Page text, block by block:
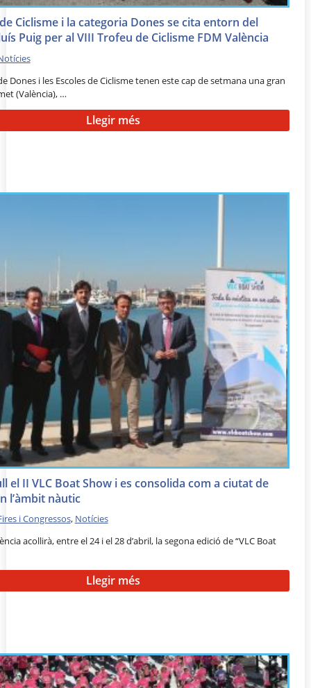
Ciclisme i la categoria Dones se cita entorn del
Puig per al VIII Trofeu de Ciclisme FDM València
Dones i les Escoles de Ciclisme tenen este cap de setmana una gran
(València), …
Llegir més
el II VLC Boat Show i es consolida com a ciutat de
l’àmbit nàutic
i Congressos, Notícies
acollirà, entre el 24 i el 28 d’abril, la segona edició de “VLC Boat
Llegir més